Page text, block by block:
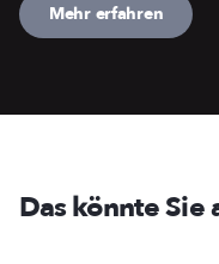
Mehr erfahren
Das könnte Sie